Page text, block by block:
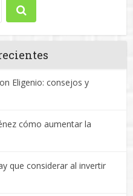
tu vivienda con Procomo
consejos de